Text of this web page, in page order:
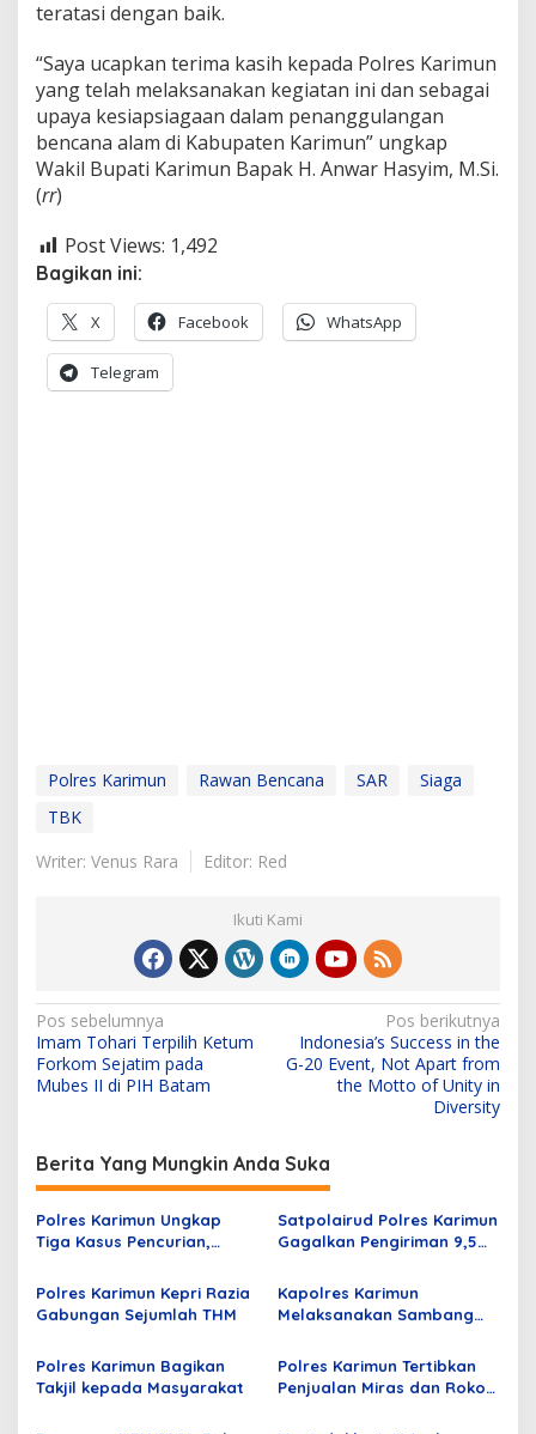
teratasi dengan baik.
“Saya ucapkan terima kasih kepada Polres Karimun
yang telah melaksanakan kegiatan ini dan sebagai
upaya kesiapsiagaan dalam penanggulangan
bencana alam di Kabupaten Karimun” ungkap
Wakil Bupati Karimun Bapak H. Anwar Hasyim, M.Si.
(rr)
Post Views: 1,492
Bagikan ini:
X Facebook WhatsApp
Telegram
Polres Karimun Rawan Bencana SAR
Siaga
TBK
Writer: Venus Rara
Editor: Red
Ikuti Kami
N
a
v
g
a
s
i
p
o
s
Pos sebelumnya
Imam Tohari Terpilih Ketum
Forkom Sejatim pada
Mubes II di PIH Batam
Pos berikutnya
Indonesia’s Success in the
G-20 Event, Not Apart from
the Motto of Unity in
Diversity
Berita Yang Mungkin Anda Suka
Polres Karimun Ungkap
Tiga Kasus Pencurian,
Jenis Sabu
Satpolairud Polres Karimun
Gagalkan Pengiriman 9,5
Karimun, Dua Tersangka
Diamankan
Polres Karimun Kepri Razia
Gabungan Sejumlah THM
Kapolres Karimun
Melaksanakan Sambang
Lakalantas yang Terjadi di
Tugu MTQ Coastal Area
Polres Karimun Bagikan
Takjil kepada Masyarakat
Polres Karimun Tertibkan
Penjualan Miras dan Rokok